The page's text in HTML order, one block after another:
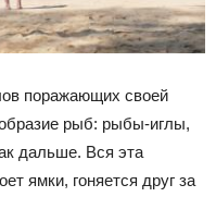
поражающих своей
рыб: рыбы-иглы,
дальше. Вся эта
ямки, гоняется друг за